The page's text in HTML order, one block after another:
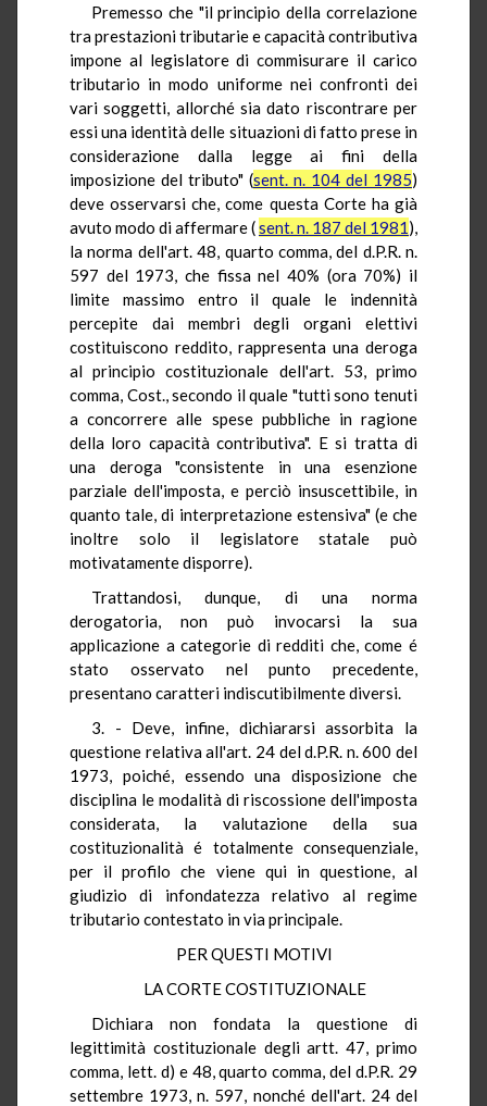
Premesso che "il principio della correlazione
tra prestazioni tributarie e capacità contributiva
impone al legislatore di commisurare il carico
tributario in modo uniforme nei confronti dei
vari soggetti, allorché sia dato riscontrare per
essi una identità delle situazioni di fatto prese in
considerazione dalla legge ai fini della
imposizione del tributo" (sent. n. 104 del 1985)
deve osservarsi che, come questa Corte ha già
avuto modo di affermare (sent. n. 187 del 1981),
la norma dell'art. 48, quarto comma, del d.P.R. n.
597 del 1973, che fissa nel 40% (ora 70%) il
limite massimo entro il quale le indennità
percepite dai membri degli organi elettivi
costituiscono reddito, rappresenta una deroga
al principio costituzionale dell'art. 53, primo
comma, Cost., secondo il quale "tutti sono tenuti
a concorrere alle spese pubbliche in ragione
della loro capacità contributiva". E si tratta di
una deroga "consistente in una esenzione
parziale dell'imposta, e perciò insuscettibile, in
quanto tale, di interpretazione estensiva" (e che
inoltre solo il legislatore statale può
motivatamente disporre).
Trattandosi, dunque, di una norma
derogatoria, non può invocarsi la sua
applicazione a categorie di redditi che, come é
stato osservato nel punto precedente,
presentano caratteri indiscutibilmente diversi.
3. - Deve, infine, dichiararsi assorbita la
questione relativa all'art. 24 del d.P.R. n. 600 del
1973, poiché, essendo una disposizione che
disciplina le modalità di riscossione dell'imposta
considerata, la valutazione della sua
costituzionalità é totalmente consequenziale,
per il profilo che viene qui in questione, al
giudizio di infondatezza relativo al regime
tributario contestato in via principale.
PER QUESTI MOTIVI
LA CORTE COSTITUZIONALE
Dichiara non fondata la questione di
legittimità costituzionale degli artt. 47, primo
comma, lett. d) e 48, quarto comma, del d.P.R. 29
settembre 1973, n. 597, nonché dell'art. 24 del